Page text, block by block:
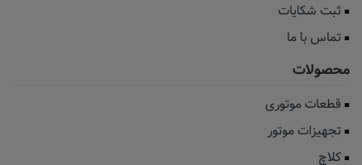
ثبت شکایات
تماس با ما
محصولات
قطعات موتوری
تجهیزات موتور
کلاچ